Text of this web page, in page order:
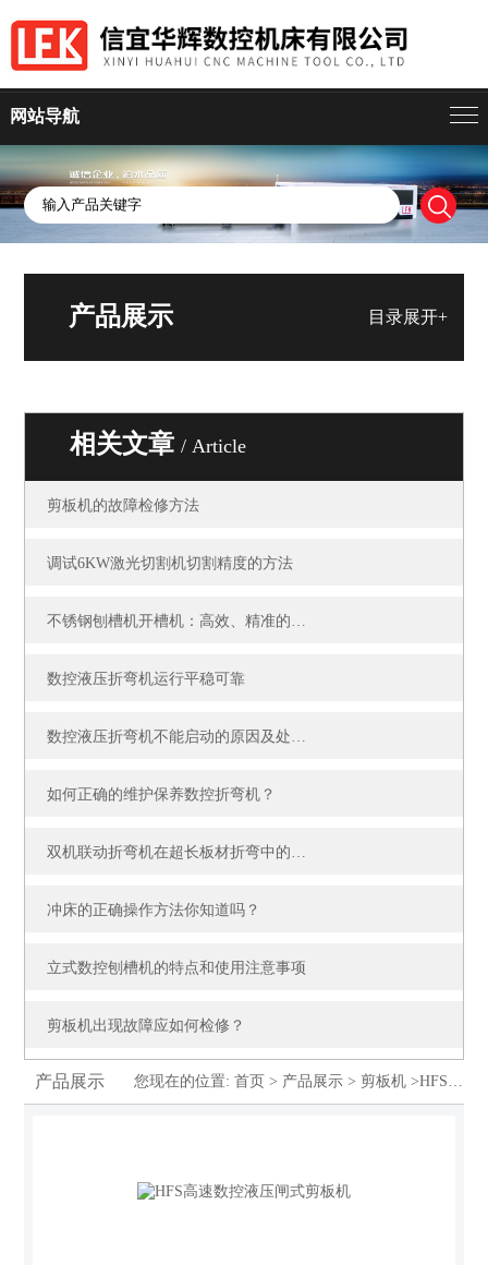
网站导航
目录展开+
产品展示
相关文章 / Article
剪板机的故障检修方法
调试6KW激光切割机切割精度的方法
数控液压折弯机运行平稳可靠
如何正确的维护保养数控折弯机？
冲床的正确操作方法你知道吗？
立式数控刨槽机的特点和使用注意事项
剪板机出现故障应如何检修？
产品展示 您现在的位置:首页 > 产品展示 >剪板机 >HFS高速液压闸式剪板机